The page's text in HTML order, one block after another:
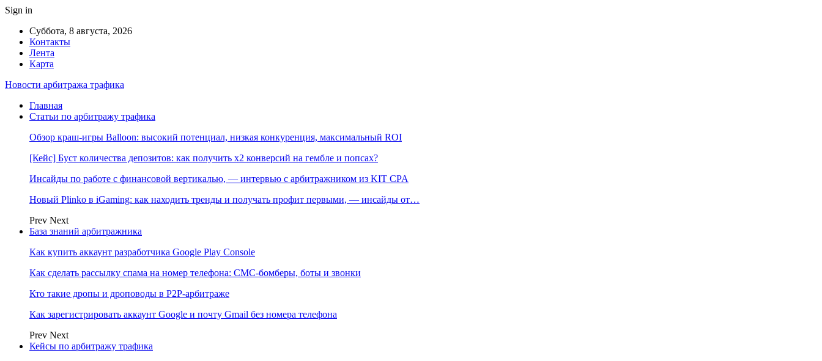
Sign in
Суббота, 8 августа, 2026
Контакты
Лента
Карта
Новости арбитража трафика
Главная
Статьи по арбитражу трафика
Обзор краш-игры Balloon: высокий потенциал, низкая конкуренция, максимальный ROI
[Кейс] Буст количества депозитов: как получить х2 конверсий на гембле и попсах?
Инсайды по работе с финансовой вертикалью, — интервью с арбитражником из KIT CPA
Новый Plinko в iGaming: как находить тренды и получать профит первыми, — инсайды от…
Prev Next
База знаний арбитражника
Как купить аккаунт разработчика Google Play Console
Как сделать рассылку спама на номер телефона: СМС-бомберы, боты и звонки
Кто такие дропы и дроповоды в P2P-арбитраже
Как зарегистрировать аккаунт Google и почту Gmail без номера телефона
Prev Next
Кейсы по арбитражу трафика